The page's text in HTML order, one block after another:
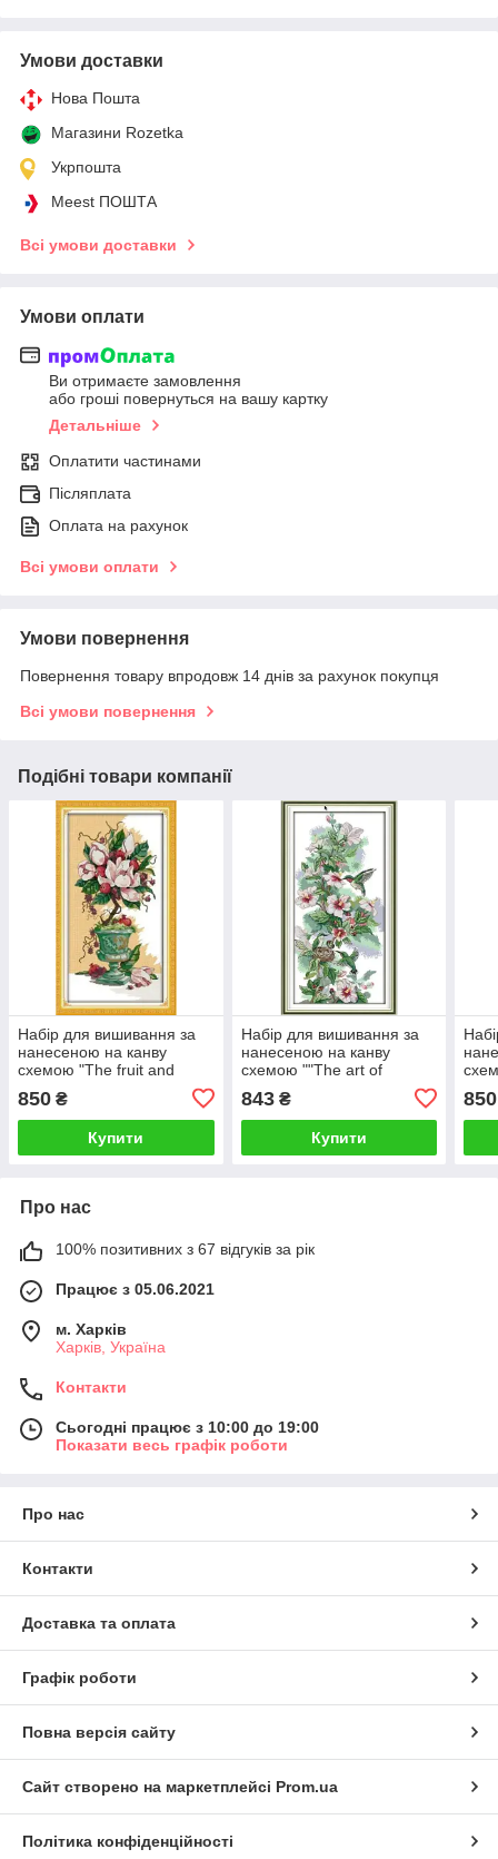
Умови доставки
Нова Пошта
Магазини Rozetka
Укрпошта
Meest ПОШТА
Всі умови доставки
Умови оплати
Ви отримаєте замовлення
або гроші повернуться на вашу картку
Детальніше
Оплатити частинами
Післяплата
Оплата на рахунок
Всі умови оплати
Умови повернення
Повернення товару впродовж 14 днів за рахунок покупця
Всі умови повернення
Подібні товари компанії
Набір для вишивання за
нанесеною на канву
схемою "The fruit and
flowers". AIDA 14CT printed
31*54 см
850 ₴
Купити
Набір для вишивання за
нанесеною на канву
схемою ""The art of
hummingbirds". AIDA 14CT
printed, 28*5". AIDA 14CT
printed, 28*54 см
843₴
Купити
см
850
Про нас
100% позитивних з 67 відгуків за рік
Працює з 05.06.2021
м. Харків
Харків, Україна
Контакти
Сьогодні працює з 10:00 до 19:00
Показати весь графік роботи
Про нас
Контакти
Доставка та оплата
Графік роботи
Повна версія сайту
Сайт створено на маркетплейсі Prom.ua
Політика конфіденційності